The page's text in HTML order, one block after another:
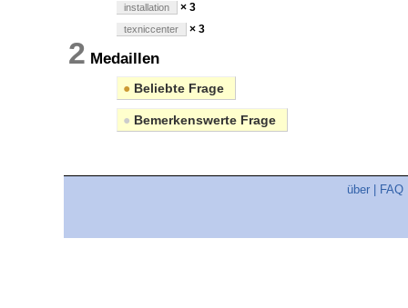
installation × 3
texniccenter × 3
2 Medaillen
● Beliebte Frage
● Bemerkenswerte Frage
über FAQ